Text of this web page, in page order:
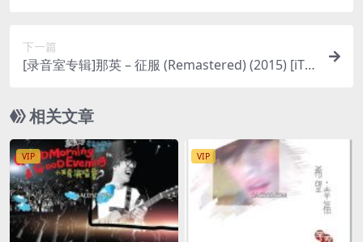
下一篇
[录音室专辑]那英 – 征服 (Remastered) (2015) [iTu
相关文章
VIP VIP